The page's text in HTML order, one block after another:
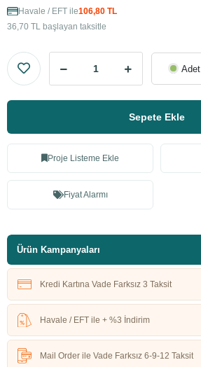
Havale / EFT ile106,80 TL
36,70 TL başlayan taksitle
Adet
Sepete Ekle
Proje Listeme Ekle
Fiyat Alarmı
Ürün Kampanyaları
Kredi Kartına Vade Farksız 3 Taksit
Havale / EFT ile + %3 İndirim
Mail Order ile Vade Farksız 6-9-12 Taksit